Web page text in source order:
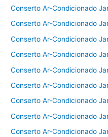
Conserto Ar-Condicionado
Conserto Ar-Condicionado
Conserto Ar-Condicionado
Conserto Ar-Condicionado
Conserto Ar-Condicionado
Conserto Ar-Condicionado
Conserto Ar-Condicionado
Conserto Ar-Condicionado
Conserto Ar-Condicionado